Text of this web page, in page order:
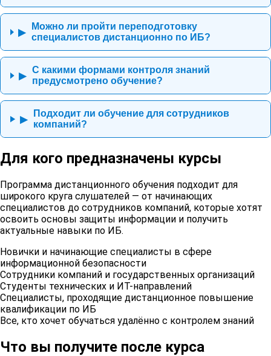
▶
Можно ли пройти переподготовку
специалистов дистанционно по ИБ?
▶
С какими формами контроля знаний
предусмотрено обучение?
▶
Подходит ли обучение для сотрудников
компаний?
Для кого предназначены курсы
Программа дистанционного обучения подходит для
широкого круга слушателей — от начинающих
специалистов до сотрудников компаний, которые хотят
освоить основы защиты информации и получить
актуальные навыки по ИБ.
Новички и начинающие специалисты в сфере
информационной безопасности
Сотрудники компаний и государственных организаций
Студенты технических и ИТ-направлений
Специалисты, проходящие дистанционное повышение
квалификации по ИБ
Все, кто хочет обучаться удалённо с контролем знаний
Что вы получите после курса